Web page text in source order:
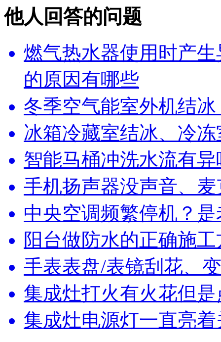
他人回答的问题
燃气热水器使用时产
的原因有哪些
冬季空气能室外机结
冰箱冷藏室结冰、冷
智能马桶冲洗水流有
手机扬声器没声音、
中央空调频繁停机？
阳台做防水的正确施
手表表盘/表镜刮花、
集成灶打火有火花但
集成灶电源灯一直亮